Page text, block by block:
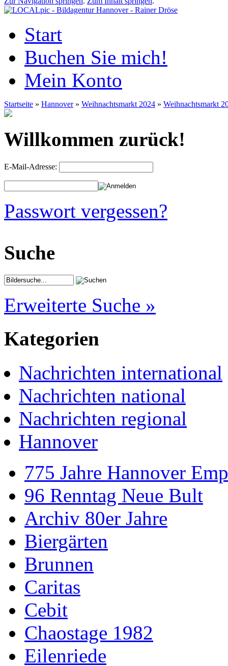
Start
Buchen Sie mich!
Mein Konto
Startseite » Hannover» Weihnachtsmarkt 2024 » Weihnachtsmarkt
Willkommen zurück!
E-Mail-Adresse:
Passwort vergessen?
Suche
Erweiterte Suche »
Kategorien
Nachrichten international
Nachrichten national
Nachrichten regional
Hannover
775 Jahre Hannover
96 Renntag Neue Bult
Archiv 80er Jahre
Biergärten
Brunnen
Caritas
Cebit
Chaostage 1982
Eilenriede